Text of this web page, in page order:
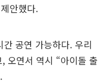
안했다.
공연 가능하다. 우리
오연서 역시 “아이돌 출